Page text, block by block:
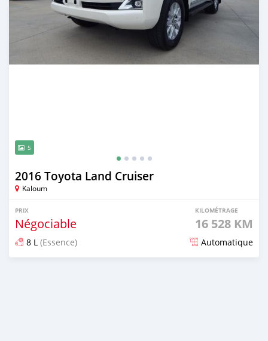
5
2016 Toyota Land Cruiser
Kaloum
PRIX
Négociable
KILOMÉTRAGE
16 528 KM
8 L (Essence) Automatique